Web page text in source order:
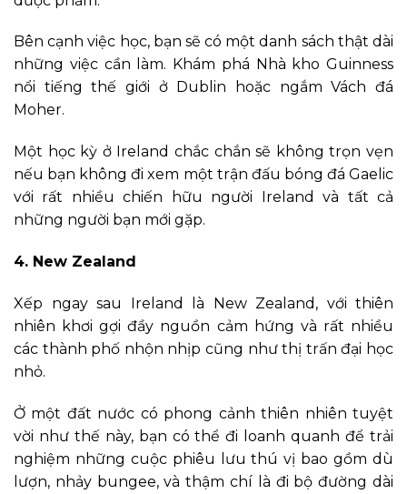
Bên cạnh việc học, bạn sẽ có một danh sách thật dài
những việc cần làm. Khám phá Nhà kho Guinness
nổi tiếng thế giới ở Dublin hoặc ngắm Vách đá
Moher.
Một học kỳ ở Ireland chắc chắn sẽ không trọn vẹn
nếu bạn không đi xem một trận đấu bóng đá Gaelic
với rất nhiều chiến hữu người Ireland và tất cả
những người bạn mới gặp.
4. New Zealand
Xếp ngay sau Ireland là New Zealand, với thiên
nhiên khơi gợi đầy nguồn cảm hứng và rất nhiều
các thành phố nhộn nhịp cũng như thị trấn đại học
nhỏ.
Ở một đất nước có phong cảnh thiên nhiên tuyệt
vời như thế này, bạn có thể đi loanh quanh để trải
nghiệm những cuộc phiêu lưu thú vị bao gồm dù
lượn, nhảy bungee, và thậm chí là đi bộ đường dài